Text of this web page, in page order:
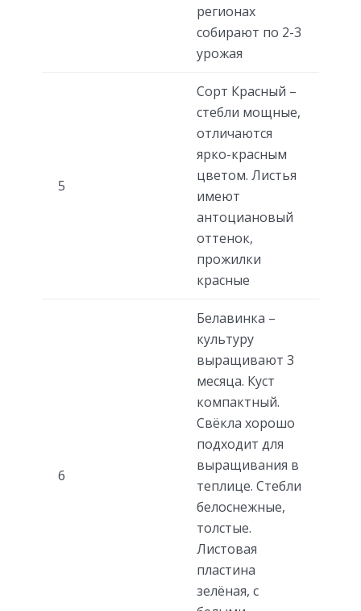
регионах
собирают по 2-3
урожая
5
Сорт Красный –
стебли мощные,
отличаются
ярко-красным
цветом. Листья
имеют
антоциановый
оттенок,
прожилки
красные
6
Белавинка –
культуру
выращивают 3
месяца. Куст
компактный.
Свёкла хорошо
подходит для
выращивания в
теплице. Стебли
белоснежные,
толстые.
Листовая
пластина
зелёная, с